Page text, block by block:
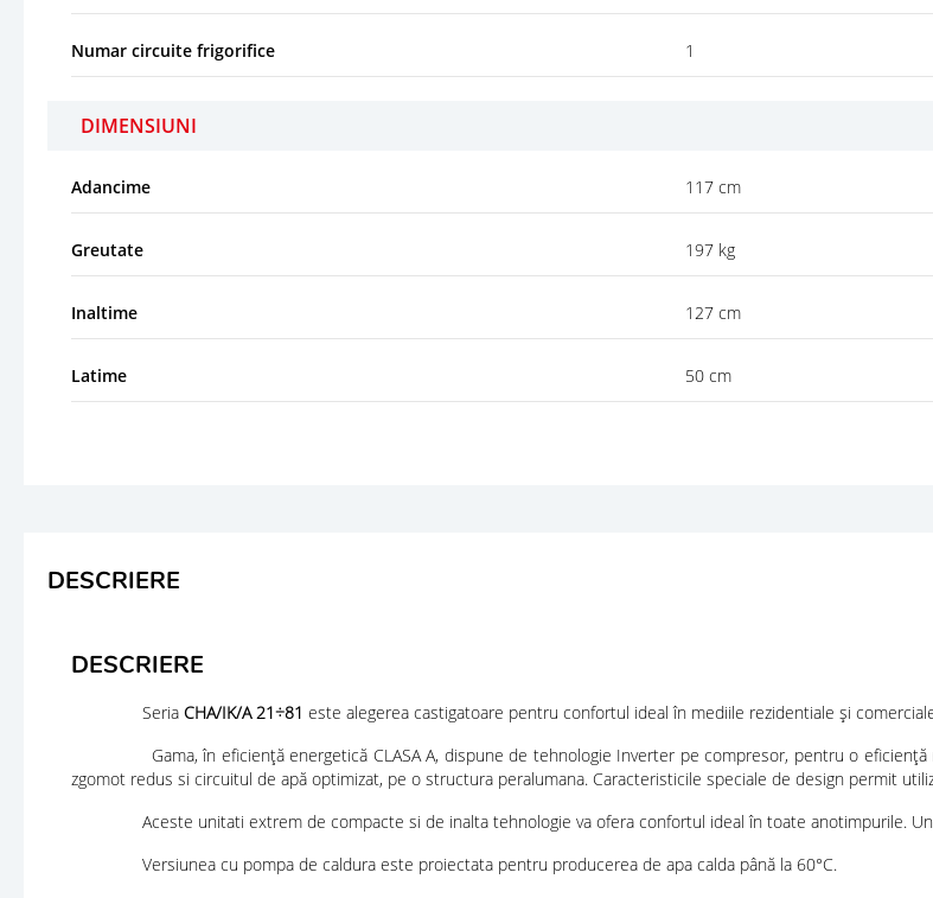
Numar circuite frigorifice 1
DIMENSIUNI
Adancime 117 cm
Greutate 197 kg
Inaltime 127 cm
Latime 50 cm
DESCRIERE
DESCRIERE
Seria CHA/IK/A 21÷81 este alegerea castigatoare pentru confortul ideal în mediile rezidentiale și
Gama, în eficiență energetică CLASA A, dispune de tehnologie Inverter pe compresor, pentru o eficiență
zgomot redus si circuitul de apă optimizat, pe o structura peralumana. Caracteristicile speciale de design permit
Aceste unitati extrem de compacte si de inalta tehnologie va ofera confortul ideal în toate anotimpurile.
Versiunea cu pompa de caldura este proiectata pentru producerea de apa calda până la 60°C.